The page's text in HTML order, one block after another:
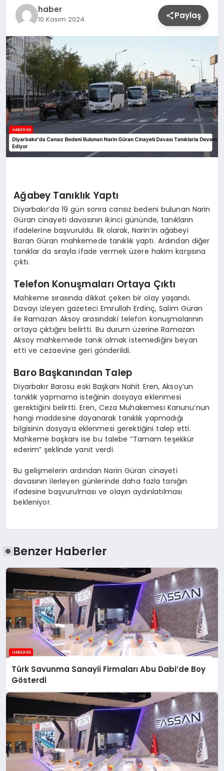
haber
10 Kasım 2024 Paylaş
Ağabey Tanıklık Yaptı
Diyarbakır’da 19 gün sonra cansız bedeni bulunan Narin
Güran cinayeti davasının ikinci gününde, tanıkların
ifadelerine başvuruldu. İlk olarak, Narin’in ağabeyi
Baran Güran mahkemede tanıklık yaptı. Ardından diğer
tanıklar da sırayla ifade vermek üzere hakim karşısına
çıktı.
Telefon Konuşmaları Ortaya Çıktı
Mahkeme sırasında dikkat çeken bir olay yaşandı.
Davayı izleyen gazeteci Emrullah Erdinç, Salim Güran
ile Ramazan Aksoy arasındaki telefon konuşmalarının
ortaya çıktığını belirtti. Bu durum üzerine Ramazan
Aksoy mahkemede tanık olmak istemediğini beyan
etti ve cezaevine geri gönderildi.
Baro Başkanından Talep
Diyarbakır Barosu eski Başkanı Nahit Eren, Aksoy’un
tanıklık yapmama isteğinin dosyaya eklenmesi
gerektiğini belirtti. Eren, Ceza Muhakemesi Kanunu’nun
hangi maddesine dayanarak tanıklık yapmadığı
bilgisinin dosyaya eklenmesi gerektiğini talep etti.
Mahkeme başkanı ise bu talebe “Tamam teşekkür
ederim” şeklinde yanıt verdi.
Bu gelişmelerin ardından Narin Güran cinayeti
davasının ilerleyen günlerinde daha fazla tanığın
ifadesine başvurulması ve olayın aydınlatılması
bekleniyor.
Benzer Haberler
Türk Savunma Sanayii Firmaları Abu Dabi’de Boy
Gösterdi